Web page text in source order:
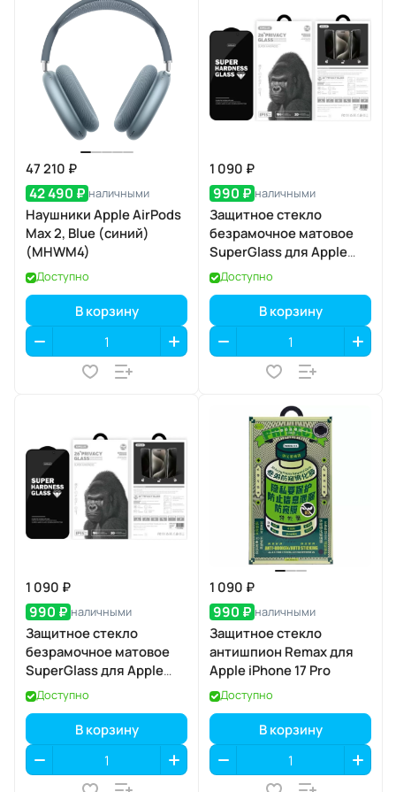
47 210 ₽
42 490 ₽ наличными
Наушники Apple AirPods
Max 2, Blue (синий)
(MHWM4)
Доступно
В корзину
1 090 ₽
990 ₽ наличными
Защитное стекло
безрамочное матовое
SuperGlass для Apple
iPhone 17 Pro
Доступно
В корзину
1 090 ₽
990 ₽ наличными
Защитное стекло
безрамочное матовое
SuperGlass для Apple
iPhone 17 Air
Доступно
В корзину
1 090 ₽
990 ₽ наличными
Защитное стекло
антишпион Remax для
Apple iPhone 17 Pro
Доступно
В корзину